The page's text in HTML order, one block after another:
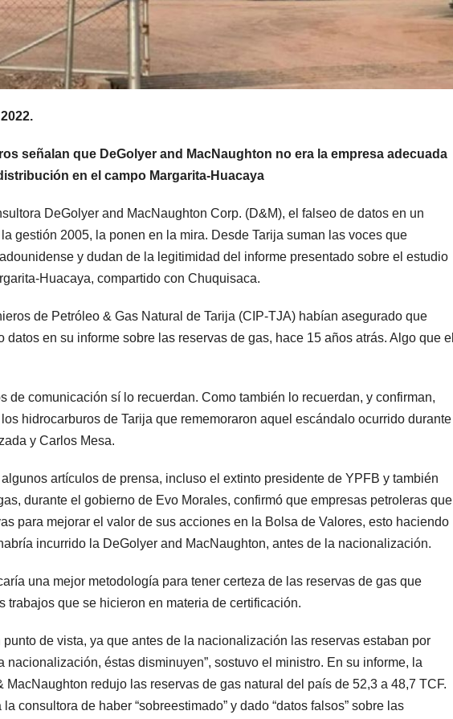
señalan que DeGolyer and MacNaughton no era la empresa adecuada
en el campo Margarita-Huacaya
DeGolyer and MacNaughton Corp. (D&M), el falseo de datos en un
gestión 2005, la ponen en la mira. Desde Tarija suman las voces que
y dudan de la legitimidad del informe presentado sobre el estudio
Huacaya, compartido con Chuquisaca.
de Petróleo & Gas Natural de Tarija (CIP-TJA) habían asegurado que
en su informe sobre las reservas de gas, hace 15 años atrás. Algo que el
de comunicación sí lo recuerdan. Como también lo recuerdan, y confirman,
hidrocarburos de Tarija que rememoraron aquel escándalo ocurrido durante
y Carlos Mesa.
artículos de prensa, incluso el extinto presidente de YPFB y también
durante el gobierno de Evo Morales, confirmó que empresas petroleras que
para mejorar el valor de sus acciones en la Bolsa de Valores, esto haciendo
incurrido la DeGolyer and MacNaughton, antes de la nacionalización.
una mejor metodología para tener certeza de las reservas de gas que
trabajos que se hicieron en materia de certificación.
de vista, ya que antes de la nacionalización las reservas estaban por
éstas disminuyen”, sostuvo el ministro. En su informe, la
redujo las reservas de gas natural del país de 52,3 a 48,7 TCF.
consultora de haber “sobreestimado” y dado “datos falsos” sobre las